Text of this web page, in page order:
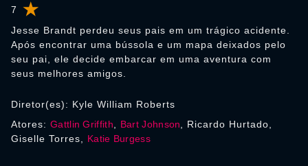
7
Jesse Brandt perdeu seus pais em um trágico acidente.
Após encontrar uma bússola e um mapa deixados pelo
seu pai, ele decide embarcar em uma aventura com
seus melhores amigos.
Diretor(es): Kyle William Roberts
Atores: Gattlin Griffith Bart Johnson , Ricardo Hurtado,
Giselle Torres, Katie Burgess